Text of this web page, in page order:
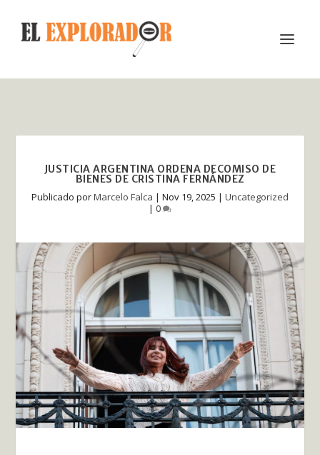
JUSTICIA ARGENTINA ORDENA DECOMISO DE
BIENES DE CRISTINA FERNÁNDEZ
Publicado porMarcelo Falca | Nov 19, 2025 | Uncategorized
| 0